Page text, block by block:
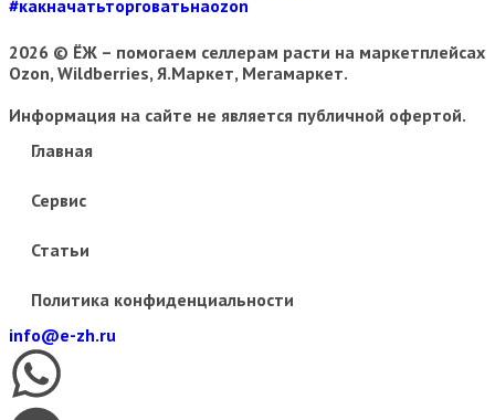
#какначатьторговатьнаozon
2026 © ЁЖ – помогаем селлерам расти на маркетплейсах
Ozon, Wildberries, Я.Маркет, Мегамаркет.
Информация на сайте не является публичной офертой.
Главная
Сервис
Статьи
Политика конфиденциальности
info@e-zh.ru